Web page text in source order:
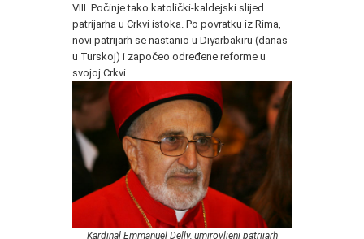
VIII. Počinje tako katolički-kaldejski slijed
patrijarha u Crkvi istoka. Po povratku iz Rima,
novi patrijarh se nastanio u Diyarbakiru (danas
u Turskoj) i započeo određene reforme u
svojoj Crkvi.
Kardinal Emmanuel Delly, umirovljeni patrijarh